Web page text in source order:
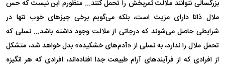
بزرگسالی نتوانند ملالت ثمربخش را تحمل کنند... منظورم این نیست که حس
ملال ذاتا دارای مزیت است، بلکه می‌گویم برخی چیز‌های خوب تنها در
شرایطی حاصل می‌شوند که درجاتی از ملالت وجود داشته باشد... نسلی که
تحمل ملال را ندارد، به نسلی از «آدم‌های خشکیده» بدل خواهد شد، متشکل
از افرادی که از فرآیند‌های آرام طبیعت جدا افتاده‌اند، افرادی که هر انگیزه